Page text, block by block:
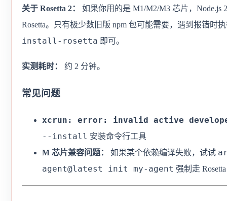
关于 Rosetta 2：
如果你用的是 M1/M2/M3 芯片，Node.js
Rosetta。只有极少数旧版 npm 包可能需要，遇到报错时
install-rosetta 即可。
实测耗时： 约 2 分钟。
常见问题
xcrun: error: invalid active
--install 安装命令行工具
M 芯片兼容问题：
如果某个依赖编译失败，试试
agent@latest init my-agent 强制走 Rosetta